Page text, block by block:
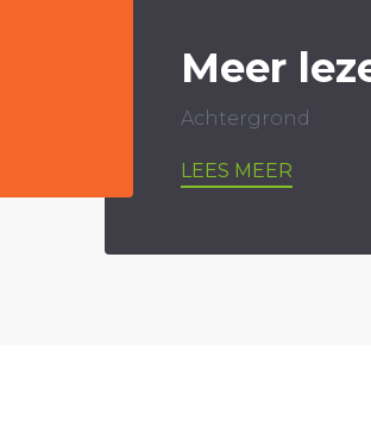
Meer
Achtergrond
LEES MEER